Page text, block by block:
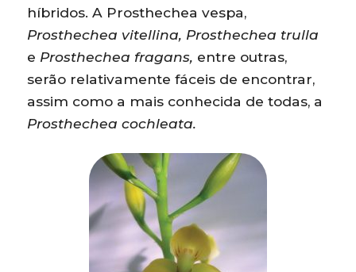
híbridos. A Prosthechea vespa,
Prosthechea vitellina, Prosthechea trulla
e Prosthechea fragans, entre outras,
serão relativamente fáceis de encontrar,
assim como a mais conhecida de todas, a
Prosthechea cochleata.